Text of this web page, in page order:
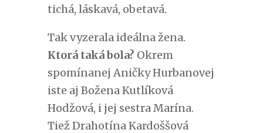
tichá, láskavá, obetavá.
Tak vyzerala ideálna žena.
Ktorá taká bola? Okrem
spomínanej Aničky Hurbanovej
iste aj Božena Kutlíková
Hodžová, i jej sestra Marína.
Tiež Drahotína Kardoššová